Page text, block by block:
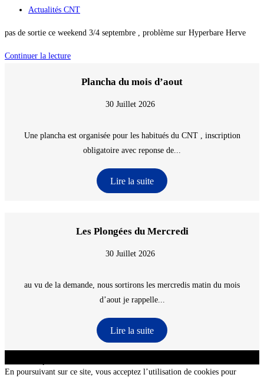
la
publiée :
Post
Actualités CNT
pas de sortie ce weekend 3/4 septembre , problème sur Hyperbare Herve
Continuer la lectureplongée
weekend
Plancha du mois d’aout
30 Juillet 2026
Une plancha est organisée pour les habitués du CNT , inscription
obligatoire avec reponse de...
Lire la suite
Les Plongées du Mercredi
30 Juillet 2026
au vu de la demande, nous sortirons les mercredis matin du mois
d’aout je rappelle...
Lire la suite
En poursuivant sur ce site, vous acceptez l’utilisation de cookies pour